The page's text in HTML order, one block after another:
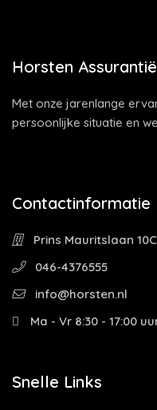
Horsten
Met onze jarenlange
persoonlijke situatie en
Contactinformatie
Prins Mauritslaan
046-4376555
info@horsten.nl
Ma - Vr 8:30 - 17:00
Snelle Links